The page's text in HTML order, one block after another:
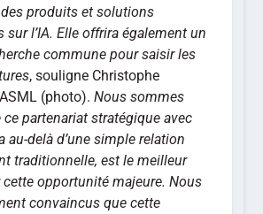
des produits et solutions
sur l’IA. Elle offrira également un
commune pour saisir les
, souligne Christophe
(photo).Nous sommes
partenariat stratégique avec
au-delà d’une simple relation
traditionnelle, est le meilleur
opportunité majeure. Nous
convaincus que cette